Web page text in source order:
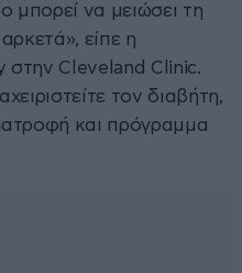
μπορεί να μειώσει τη
είπε η
στην Cleveland Clinic.
τον διαβήτη,
και πρόγραμμα